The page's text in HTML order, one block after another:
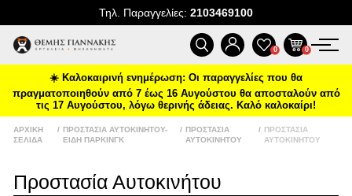
Τηλ. Παραγγελίες: 2103469100
ΠΡΟΪΌΝΤΑ
ΠΡΟΣΦΟΡΈΣ
ΝΈΕΣ ΑΦΊΞΕΙΣ
ΕΠΙΚΟΙΝΩΝΊΑ
0 0
☀️ Καλοκαιρινή ενημέρωση: Οι παραγγελίες που θα
πραγματοποιηθούν από 7 έως 16 Αυγούστου θα αποσταλούν από
τις 17 Αυγούστου, λόγω θερινής άδειας. Καλό καλοκαίρι!
ΑΡΧΙΚΉ
ΣΕΛΊΔΑ
/ ΠΡΟΣΤΑΣΊΑ ΑΥΤΟΚΙΝΉΤΟΥ-
ΕΊΔΗ ΠΆΡΚΙΝΓΚ
/ ΠΡΟΣΤΑΣΊΑ
ΑΥΤΟΚΙΝΉΤΟΥ
/ ΠΡΟΣΤΑΣΊΑ
ΑΥΤΟΚΙΝΉΤΟΥ
Προστασία Αυτοκινήτου
Ένα νέο Power Deal έρχεται
κάθε μήνα
Ειδικές προσφορές και δώρα μέχρι
δωρεάν μεταφορικά και επιλεγμένα
deals στοtgiannakis.gr.
επόμενο μήνα.